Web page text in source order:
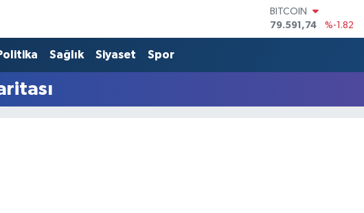
BITCOIN
79.591,74
%-1.82
DOLAR
61,60380
%0.18
Sağlık Siyaset Spor